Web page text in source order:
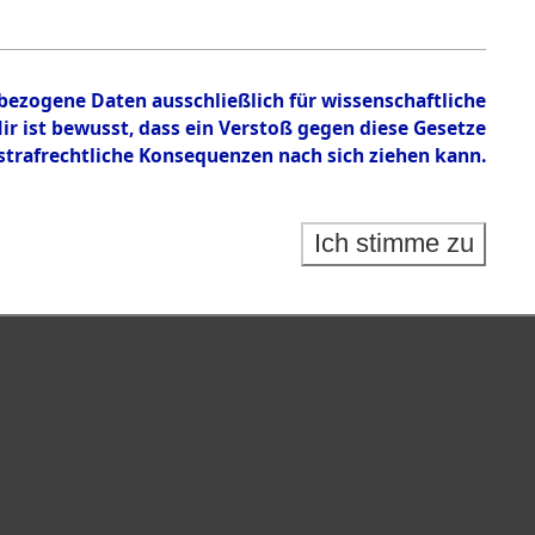
Daten ausschließlich für wissenschaftliche
bewusst, dass ein Verstoß gegen diese Gesetze
Konsequenzen nach sich ziehen kann.
Ich stimme zu